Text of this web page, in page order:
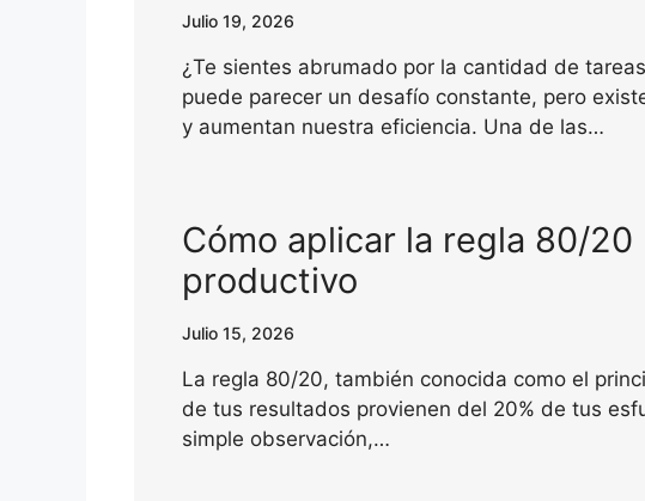
Julio 19, 2026
¿Te sientes abrumado por la cantidad de
puede parecer un desafío constante, pero
y aumentan nuestra eficiencia. Una de las…
Cómo aplicar la regla 80/20
productivo
Julio 15, 2026
La regla 80/20, también conocida como el
de tus resultados provienen del 20% de tus
simple observación,…